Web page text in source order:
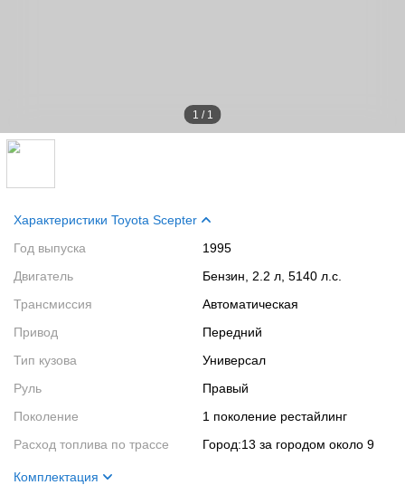
1 / 1
Характеристики Toyota Scepter
Год выпуска
1995
Двигатель
Бензин, 2.2 л, 5140 л.с.
Трансмиссия
Автоматическая
Привод
Передний
Тип кузова
Универсал
Руль
Правый
Поколение
1 поколение рестайлинг
Расход топлива по трассе
город:13 за городом около 9
Комплектация